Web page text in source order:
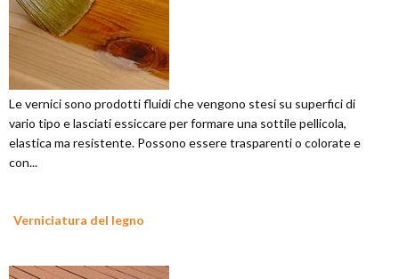
Le vernici sono prodotti fluidi che vengono stesi su superfici di
vario tipo e lasciati essiccare per formare una sottile pellicola,
elastica ma resistente. Possono essere trasparenti o colorate e
con...
Verniciatura del legno